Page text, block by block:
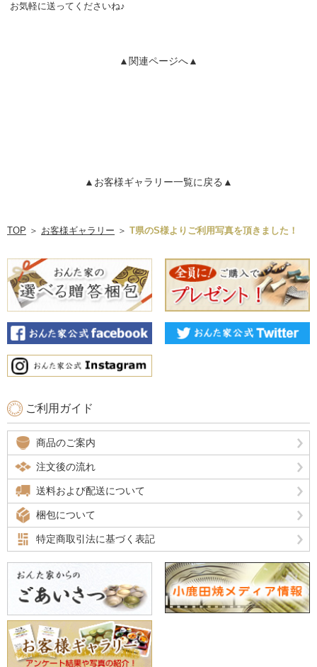
お気軽に送ってくださいね♪
▲関連ページへ▲
▲お客様ギャラリー一覧に戻る▲
TOP ＞ お客様ギャラリー ＞ T県のS様よりご利用写真を頂きました！
ご利用ガイド
商品のご案内
注文後の流れ
送料および配送について
梱包について
特定商取引法に基づく表記